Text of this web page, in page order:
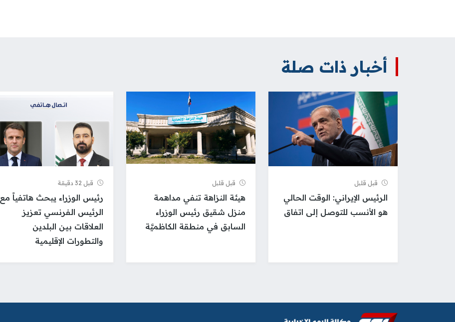
أخبار ذات صلة
قبل قلیل
الرئيس الإيراني: الوقت الحالي
هو الأنسب للتوصل إلى اتفاق
قبل قلیل
هيئة النزاهة تنفي مداهمة
منزل شقيق رئيس الوزراء
السابق في منطقة الكاظميَّة
قبل 32 دقيقة
رئيس الوزراء يبحث هاتفياً مع
الرئيس الفرنسي تعزيز
العلاقات بين البلدين
والتطورات الإقليمية